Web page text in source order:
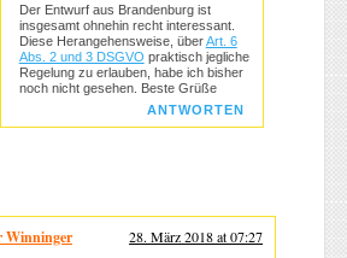
Der Entwurf aus Brandenburg ist
insgesamt ohnehin recht interessant.
Diese Herangehensweise, überArt. 6
Abs. 2 und 3 DSGVO praktisch jegliche
Regelung zu erlauben, habe ich bisher
noch nicht gesehen. Beste Grüße
ANTWORTEN
Winninger 28. März 2018 at 07:27